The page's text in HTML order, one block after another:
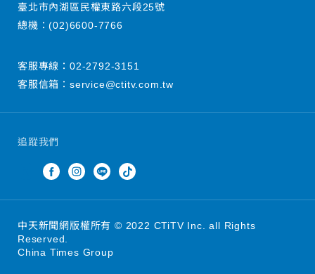
追蹤我們
臺北市內湖區民權東路六段25號
總機：(02)6600-7766
客服專線： 02-2792-3151
客服信箱： service@ctitv.com.tw
中天新聞網版權所有 © 2022 CTiTV Inc. all Rights
Reserved.
China Times Group